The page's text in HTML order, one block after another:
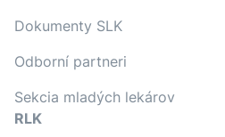
Dokumenty SLK
Odborní partneri
Sekcia mladých lekárov
RLK